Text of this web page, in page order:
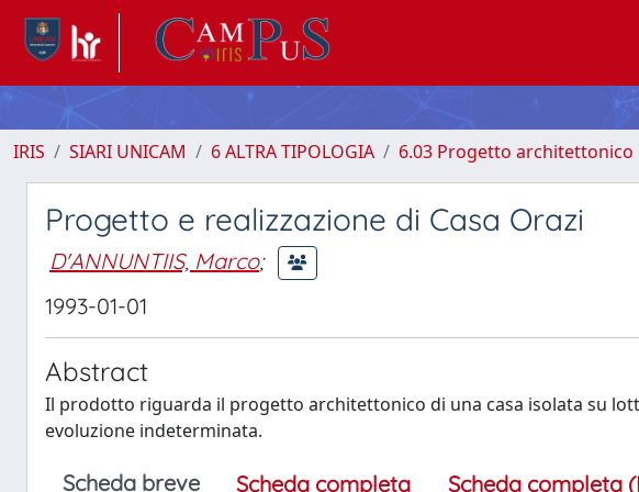
IRIS SIARI UNICAM 6 ALTRA TIPOLOGIA 6.03 Progetto architettonico
Progetto e realizzazione di Casa Orazi
D'ANNUNTIIS, Marco;
1993-01-01
Abstract
Il prodotto riguarda il progetto architettonico di una casa isolata su
evoluzione indeterminata.
Scheda breve Scheda completa Scheda completa